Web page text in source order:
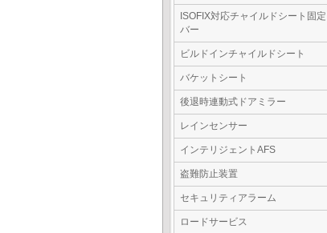
ISOFIX対応チャイルドシート固定
バー
ビルドインチャイルドシート
バケットシート
後退時連動式ドアミラー
レインセンサー
インテリジェントAFS
盗難防止装置
セキュリティアラーム
ロードサービス